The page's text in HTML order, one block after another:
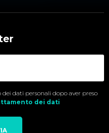
dati personali dopo aver preso
dei dati